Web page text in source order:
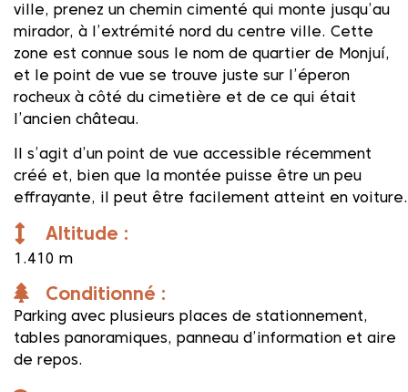
ville, prenez un chemin cimenté qui monte jusqu’au
mirador, à l’extrémité nord du centre ville. Cette
zone est connue sous le nom de quartier de Monjuí,
et le point de vue se trouve juste sur l’éperon
rocheux à côté du cimetière et de ce qui était
l’ancien château.
Il s’agit d’un point de vue accessible récemment
créé et, bien que la montée puisse être un peu
effrayante, il peut être facilement atteint en voiture.
Altitude :
1.410 m
Conditionné :
Parking avec plusieurs places de stationnement,
tables panoramiques, panneau d’information et aire
de repos.